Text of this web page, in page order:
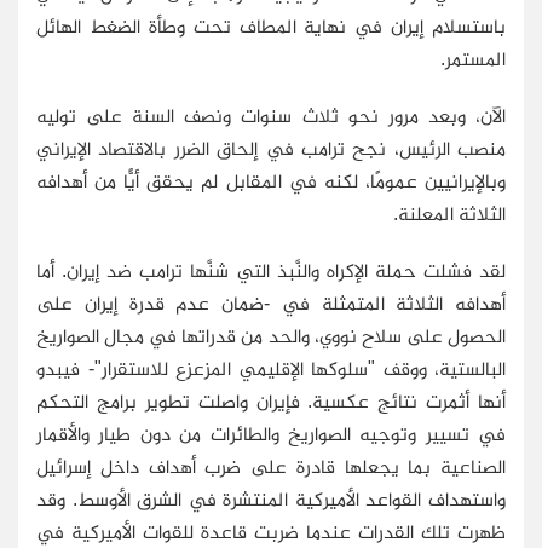
باستسلام إيران في نهاية المطاف تحت وطأة الضغط الهائل
المستمر.
الآن، وبعد مرور نحو ثلاث سنوات ونصف السنة على توليه
منصب الرئيس، نجح ترامب في إلحاق الضرر بالاقتصاد الإيراني
وبالإيرانيين عمومًا، لكنه في المقابل لم يحقق أيًّا من أهدافه
الثلاثة المعلنة.
لقد فشلت حملة الإكراه والنَّبذ التي شنَّها ترامب ضد إيران. أما
أهدافه الثلاثة المتمثلة في -ضمان عدم قدرة إيران على
الحصول على سلاح نووي، والحد من قدراتها في مجال الصواريخ
البالستية، ووقف "سلوكها الإقليمي المزعزع للاستقرار"- فيبدو
أنها أثمرت نتائج عكسية. فإيران واصلت تطوير برامج التحكم
في تسيير وتوجيه الصواريخ والطائرات من دون طيار والأقمار
الصناعية بما يجعلها قادرة على ضرب أهداف داخل إسرائيل
واستهداف القواعد الأميركية المنتشرة في الشرق الأوسط. وقد
ظهرت تلك القدرات عندما ضربت قاعدة للقوات الأميركية في